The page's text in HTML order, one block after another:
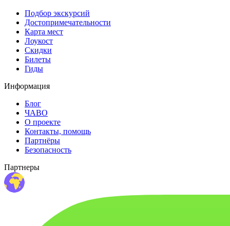
Подбор экскурсий
Достопримечательности
Карта мест
Лоукост
Скидки
Билеты
Гиды
Информация
Блог
ЧАВО
О проекте
Контакты, помощь
Партнёры
Безопасность
Партнеры